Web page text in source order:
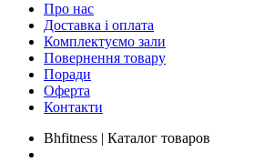
Про нас
Доставка і оплата
Комплектуємо зали
Повернення товару
Поради
Оферта
Контакти
Bhfitness | Каталог товаров